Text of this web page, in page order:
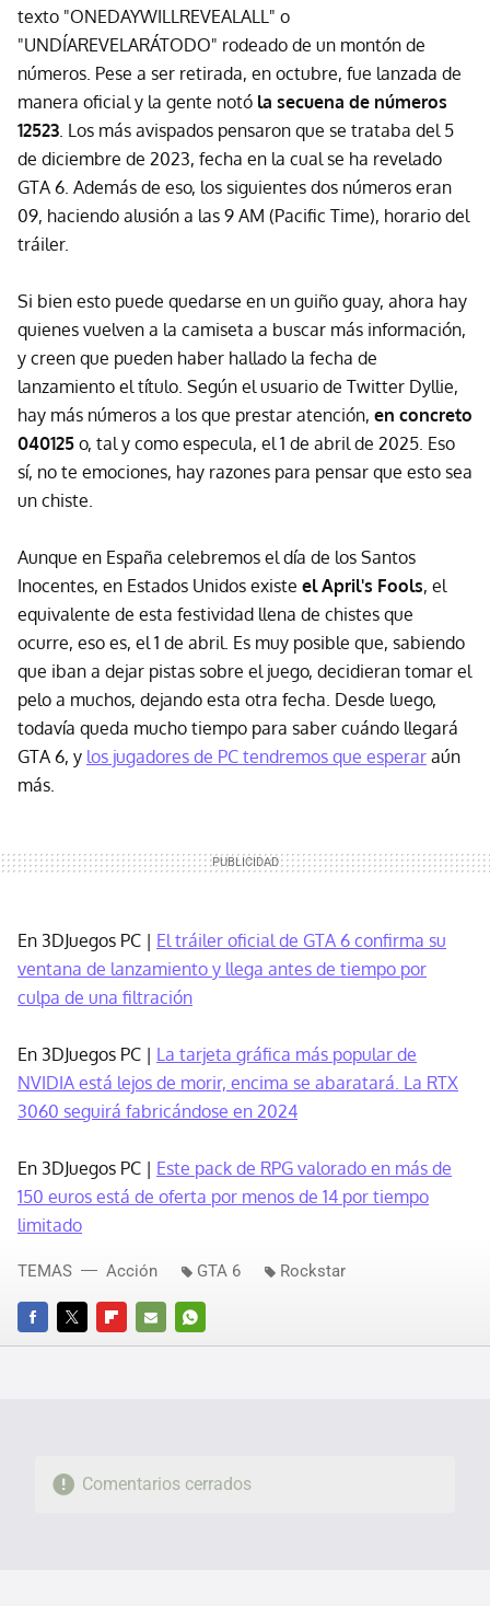
texto "ONEDAYWILLREVEALALL" o
"UNDÍAREVELARÁTODO" rodeado de un montón de
números. Pese a ser retirada, en octubre, fue lanzada de
manera oficial y la gente notó la secuena de números
12523. Los más avispados pensaron que se trataba del 5
de diciembre de 2023, fecha en la cual se ha revelado
GTA 6. Además de eso, los siguientes dos números eran
09, haciendo alusión a las 9 AM (Pacific Time), horario del
tráiler.
Si bien esto puede quedarse en un guiño guay, ahora hay
quienes vuelven a la camiseta a buscar más información,
y creen que pueden haber hallado la fecha de
lanzamiento el título. Según el usuario de Twitter Dyllie,
hay más números a los que prestar atención, en concreto
040125 o, tal y como especula, el 1 de abril de 2025. Eso
sí, no te emociones, hay razones para pensar que esto sea
un chiste.
Aunque en España celebremos el día de los Santos
Inocentes, en Estados Unidos existe el April's Fools, el
equivalente de esta festividad llena de chistes que
ocurre, eso es, el 1 de abril. Es muy posible que, sabiendo
que iban a dejar pistas sobre el juego, decidieran tomar el
pelo a muchos, dejando esta otra fecha. Desde luego,
todavía queda mucho tiempo para saber cuándo llegará
GTA 6, y los jugadores de PC tendremos que esperar aún
más.
En 3DJuegos PC | El tráiler oficial de GTA 6 confirma su
ventana de lanzamiento y llega antes de tiempo por
culpa de una filtración
En 3DJuegos PC | La tarjeta gráfica más popular de
NVIDIA está lejos de morir, encima se abaratará. La RTX
3060 seguirá fabricándose en 2024
En 3DJuegos PC | Este pack de RPG valorado en más de
150 euros está de oferta por menos de 14 por tiempo
limitado
FACEBOOKTWITTERFLIPBOARD
E-
WHATSAPP
TEMAS Acción GTA 6 Rockstar
Comentarios cerrados